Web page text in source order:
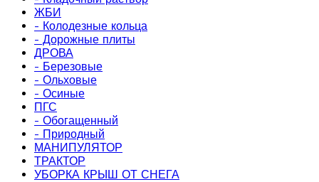
ЖБИ
- Колодезные кольца
- Дорожные плиты
ДРОВА
- Березовые
- Ольховые
- Осиные
ПГС
- Обогащенный
- Природный
МАНИПУЛЯТОР
ТРАКТОР
УБОРКА КРЫШ ОТ СНЕГА